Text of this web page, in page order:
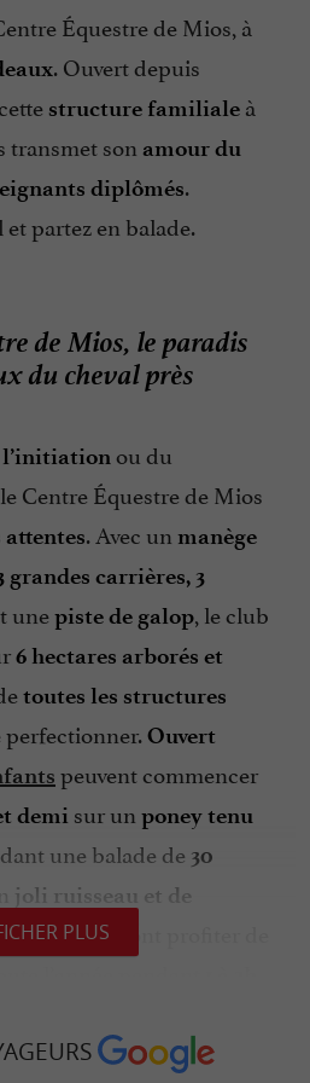
Équestre de Mios, à
. Ouvert depuis
structure familiale à
transmet son amour du
diplômés.
partez en balade.
de Mios, le paradis
du cheval près
l’initiation ou du
Centre Équestre de Mios
attentes. Avec un manège
grandes carrières, 3
unepiste de galop, le club
6 hectares arborés et
toutes les structures
perfectionner.Ouvert
peuvent commencer
demi sur un poney tenu
une balade de 30
joli ruisseau et de
grandspourront profiter de
les pensionnaires
PLUS